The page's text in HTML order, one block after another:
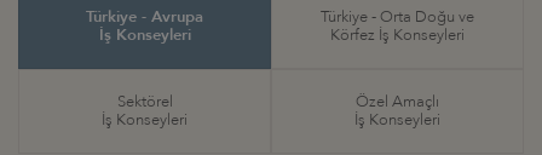
Türkiye - Avrupa
İş Konseyleri
Türkiye - Orta Doğu ve
Körfez İş Konseyleri
Sektörel
İş Konseyleri
Özel Amaçlı
İş Konseyleri